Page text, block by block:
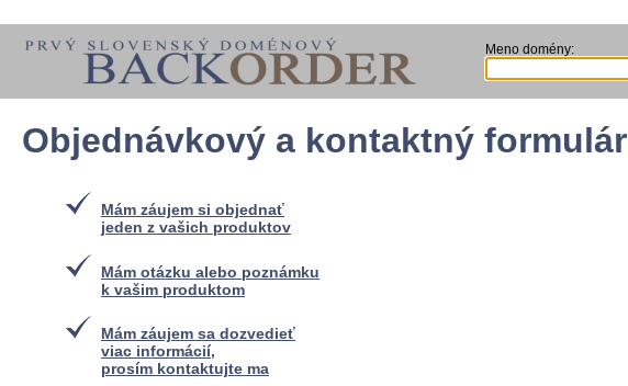
Meno domény:
Objednávkový a kontaktný formulár
Mám záujem si objednať
jeden z vašich produktov
Mám otázku alebo poznámku
k vašim produktom
Mám záujem sa dozvedieť
viac informácií,
prosím kontaktujte ma